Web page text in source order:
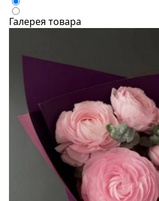
Галерея товара